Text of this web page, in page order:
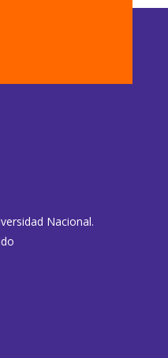
Nacional.